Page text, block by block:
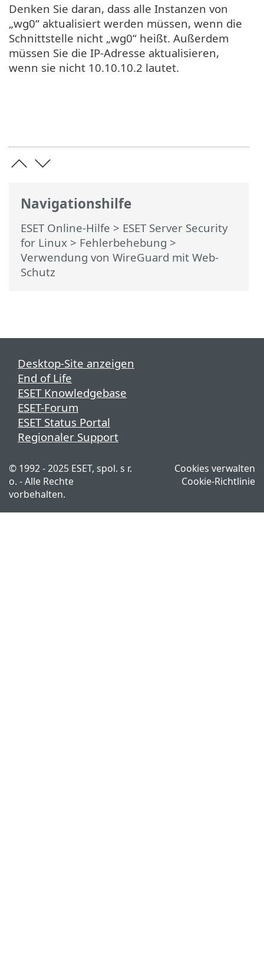
Navigationshilfe
ESET Online-Hilfe > ESET Server Security
for Linux > Fehlerbehebung >
Verwendung von WireGuard mit Web-
Schutz
Denken Sie daran, dass alle Instanzen von
„wg0“ aktualisiert werden müssen, wenn die
Schnittstelle nicht „wg0“ heißt. Außerdem
müssen Sie die IP-Adresse aktualisieren,
wenn sie nicht 10.10.10.2 lautet.
Desktop-Site anzeigen
End of Life
ESET Knowledgebase
ESET-Forum
ESET Status Portal
Regionaler Support
© 1992 - 2025 ESET, spol. s r.
o. - Alle Rechte
vorbehalten.
Cookies verwalten
Cookie-Richtlinie